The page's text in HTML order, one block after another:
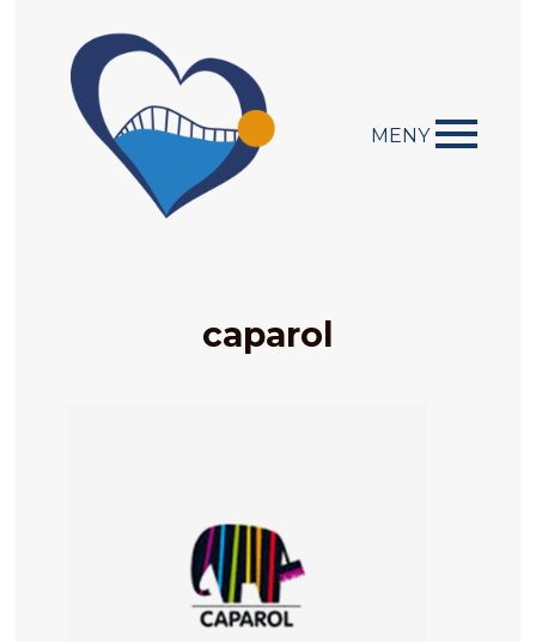
MENY
caparol